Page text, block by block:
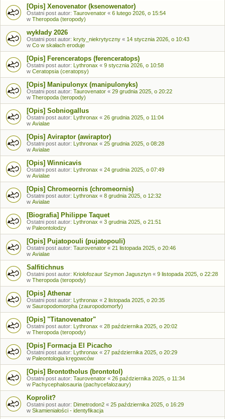
[Opis] Xenovenator (ksenowenator)
Ostatni post autor: Taurovenator « 6 lutego 2026, o 15:54
w Theropoda (teropody)
wykłady 2026
Ostatni post autor: kryty_niekrytyczny « 14 stycznia 2026, o 10:43
w Co w skałach eroduje
[Opis] Ferenceratops (ferenceratops)
Ostatni post autor: Lythronax « 9 stycznia 2026, o 10:58
w Ceratopsia (ceratopsy)
[Opis] Manipulonyx (manipulonyks)
Ostatni post autor: Taurovenator « 29 grudnia 2025, o 20:22
w Theropoda (teropody)
[Opis] Sobniogallus
Ostatni post autor: Lythronax « 26 grudnia 2025, o 11:04
w Avialae
[Opis] Aviraptor (awiraptor)
Ostatni post autor: Lythronax « 25 grudnia 2025, o 08:28
w Avialae
[Opis] Winnicavis
Ostatni post autor: Lythronax « 24 grudnia 2025, o 07:49
w Avialae
[Opis] Chromeornis (chromeornis)
Ostatni post autor: Lythronax « 8 grudnia 2025, o 12:32
w Avialae
[Biografia] Philippe Taquet
Ostatni post autor: Lythronax « 3 grudnia 2025, o 21:51
w Paleontolodzy
[Opis] Pujatopouli (pujatopouli)
Ostatni post autor: Taurovenator « 21 listopada 2025, o 20:46
w Avialae
Salfitichnus
Ostatni post autor: Kriolofozaur Szymon Jagusztyn « 9 listopada 2025, o 22:28
w Theropoda (teropody)
[Opis] Athenar
Ostatni post autor: Lythronax « 2 listopada 2025, o 20:35
w Sauropodomorpha (zauropodomorfy)
[Opis] "Titanovenator"
Ostatni post autor: Lythronax « 28 października 2025, o 20:02
w Theropoda (teropody)
[Opis] Formacja El Picacho
Ostatni post autor: Lythronax « 27 października 2025, o 20:29
w Paleontologia kręgowców
[Opis] Brontotholus (brontotol)
Ostatni post autor: Taurovenator « 26 października 2025, o 11:34
w Pachycephalosauria (pachycefalozaury)
Koprolit?
Ostatni post autor: Dimetrodon2 « 25 października 2025, o 16:29
w Skamieniałości - identyfikacja